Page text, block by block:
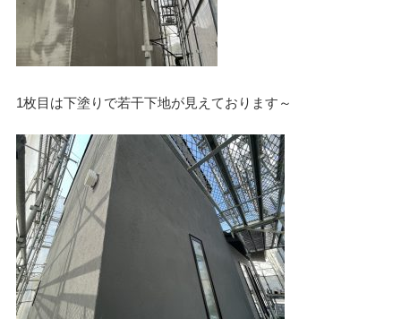
1枚目は下塗りで若干下地が見えております～